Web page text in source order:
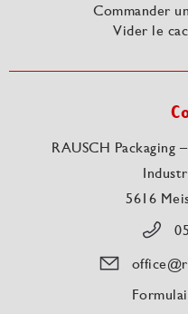
Commander
Vider le
RAUSCH Packaging
5616